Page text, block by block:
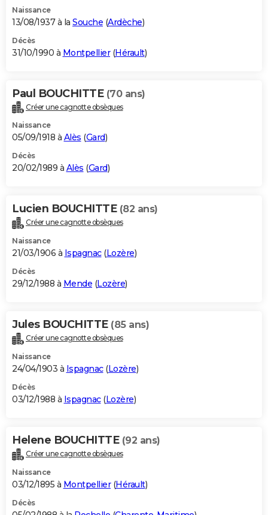
Naissance
13/08/1937 à la Souche (Ardèche)
Décès
31/10/1990 à Montpellier(Hérault)
Paul BOUCHITTE (70 ans)
Créer une cagnotte obsèques
Naissance
05/09/1918 à Alès (Gard)
Décès
20/02/1989 à Alès (Gard)
Lucien BOUCHITTE (82 ans)
Créer une cagnotte obsèques
Naissance
21/03/1906 à Ispagnac(Lozère)
Décès
29/12/1988 à Mende (Lozère)
Jules BOUCHITTE (85 ans)
Créer une cagnotte obsèques
Naissance
24/04/1903 à Ispagnac(Lozère)
Décès
03/12/1988 à Ispagnac(Lozère)
Helene BOUCHITTE (92 ans)
Créer une cagnotte obsèques
Naissance
03/12/1895 à Montpellier(Hérault)
Décès